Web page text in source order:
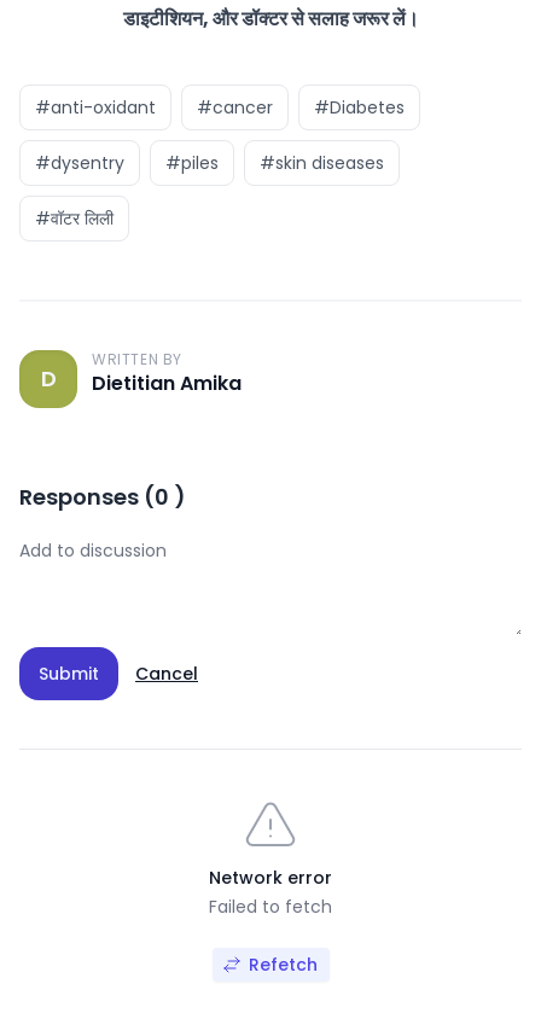
डाइटीशियन, और डॉक्टर से सलाह जरूर लें।
#anti-oxidant #cancer #Diabetes
#dysentry #piles #skin diseases
#वॉटर लिली
D
WRITTEN BY
Dietitian Amika
Responses (0 )
Submit Cancel
Network error
Failed to fetch
Refetch